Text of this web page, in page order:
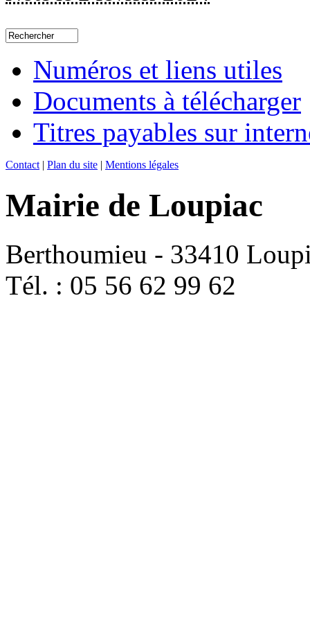
Numéros et liens utiles
Documents à télécharger
Titres payables sur
Contact | Plan du site | Mentions légales
Mairie de Loupiac
Berthoumieu - 33410
Tél. : 05 56 62 99 62